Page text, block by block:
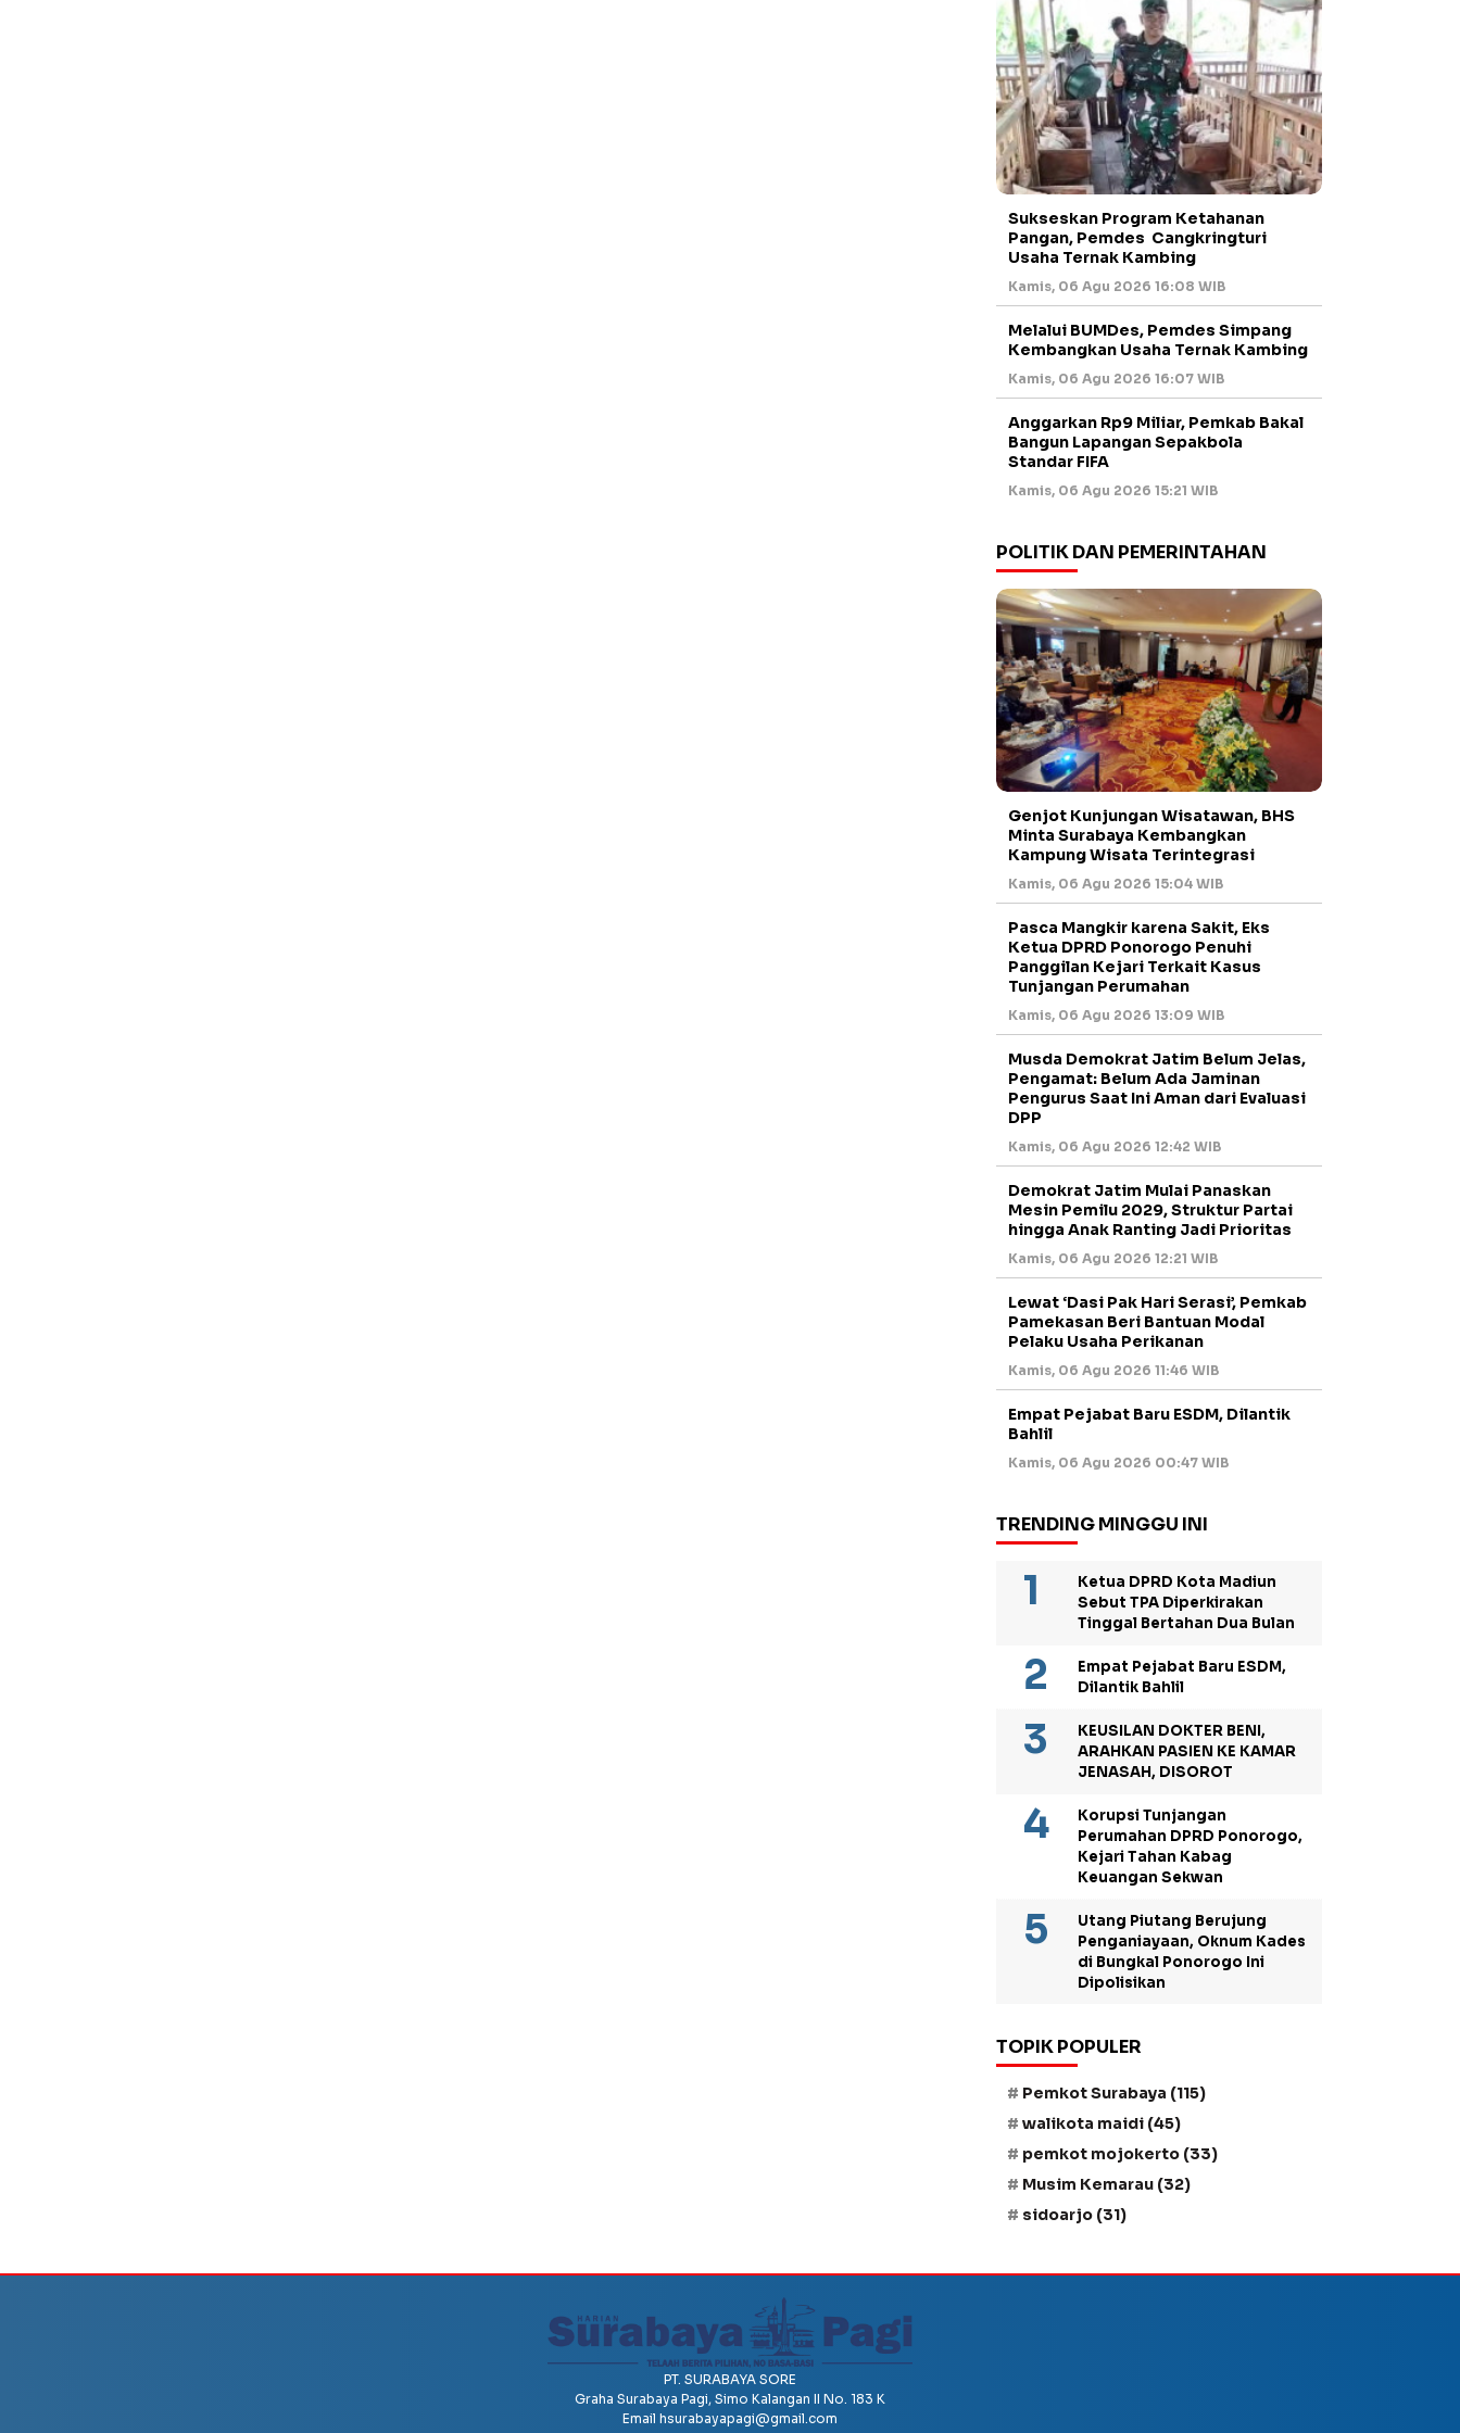
Sukseskan Program Ketahanan
Pangan, Pemdes Cangkringturi
Usaha Ternak Kambing
Kamis, 06 Agu 2026 16:08 WIB
Melalui BUMDes, Pemdes Simpang
Kembangkan Usaha Ternak Kambing
Kamis, 06 Agu 2026 16:07 WIB
Anggarkan Rp9 Miliar, Pemkab Bakal
Bangun Lapangan Sepakbola
Standar FIFA
Kamis, 06 Agu 2026 15:21 WIB
POLITIK DAN PEMERINTAHAN
Genjot Kunjungan Wisatawan, BHS
Minta Surabaya Kembangkan
Kampung Wisata Terintegrasi
Kamis, 06 Agu 2026 15:04 WIB
Pasca Mangkir karena Sakit, Eks
Ketua DPRD Ponorogo Penuhi
Panggilan Kejari Terkait Kasus
Tunjangan Perumahan
Kamis, 06 Agu 2026 13:09 WIB
Musda Demokrat Jatim Belum Jelas,
Pengamat: Belum Ada Jaminan
Pengurus Saat Ini Aman dari Evaluasi
DPP
Kamis, 06 Agu 2026 12:42 WIB
Demokrat Jatim Mulai Panaskan
Mesin Pemilu 2029, Struktur Partai
hingga Anak Ranting Jadi Prioritas
Kamis, 06 Agu 2026 12:21 WIB
Lewat ‘Dasi Pak Hari Serasi’, Pemkab
Pamekasan Beri Bantuan Modal
Pelaku Usaha Perikanan
Kamis, 06 Agu 2026 11:46 WIB
Empat Pejabat Baru ESDM, Dilantik
Bahlil
Kamis, 06 Agu 2026 00:47 WIB
TRENDING MINGGU INI
Ketua DPRD Kota Madiun
Sebut TPA Diperkirakan
Tinggal Bertahan Dua Bulan
Empat Pejabat Baru ESDM,
Dilantik Bahlil
KEUSILAN DOKTER BENI,
ARAHKAN PASIEN KE KAMAR
JENASAH, DISOROT
Korupsi Tunjangan
Perumahan DPRD Ponorogo,
Kejari Tahan Kabag
Keuangan Sekwan
Utang Piutang Berujung
Penganiayaan, Oknum Kades
di Bungkal Ponorogo Ini
Dipolisikan
TOPIK POPULER
Pemkot Surabaya (115)
walikota maidi (45)
pemkot mojokerto (33)
Musim Kemarau (32)
sidoarjo (31)
PT. SURABAYA SORE
Graha Surabaya Pagi, Simo Kalangan II No. 183 K
Email hsurabayapagi@gmail.com